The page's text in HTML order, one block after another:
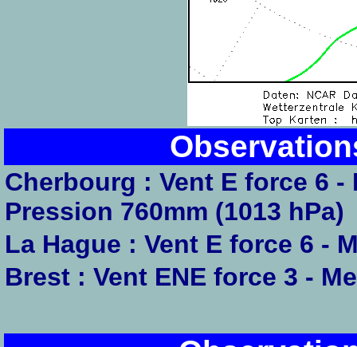
Cherbourg : Vent E force 6 -
Pression 760mm (1013 hPa)
La Hague : Vent E force 6 -
Brest : Vent ENE force 3 -